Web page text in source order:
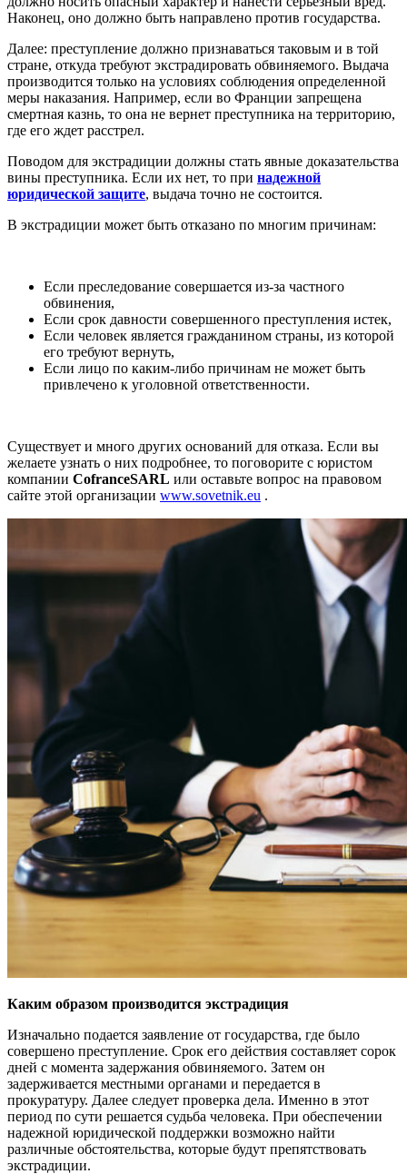
Наконец, оно должно быть направлено против государства.
Далее: преступление должно признаваться таковым и в той
стране, откуда требуют экстрадировать обвиняемого. Выдача
производится только на условиях соблюдения определенной
меры наказания. Например, если во Франции запрещена
смертная казнь, то она не вернет преступника на территорию,
где его ждет расстрел.
Поводом для экстрадиции должны стать явные доказательства
вины преступника. Если их нет, то при надежной
юридической защите, выдача точно не состоится.
В экстрадиции может быть отказано по многим причинам:
Если преследование совершается из-за частного
обвинения,
Если срок давности совершенного преступления истек,
Если человек является гражданином страны, из которой
его требуют вернуть,
Если лицо по каким-либо причинам не может быть
привлечено к уголовной ответственности.
Существует и много других оснований для отказа. Если вы
желаете узнать о них подробнее, то поговорите с юристом
компании CofranceSARL или оставьте вопрос на правовом
сайте этой организации www.sovetnik.eu .
Каким образом производится экстрадиция
Изначально подается заявление от государства, где было
совершено преступление. Срок его действия составляет сорок
дней с момента задержания обвиняемого. Затем он
задерживается местными органами и передается в
прокуратуру. Далее следует проверка дела. Именно в этот
период по сути решается судьба человека. При обеспечении
надежной юридической поддержки возможно найти
различные обстоятельства, которые будут препятствовать
экстрадиции.